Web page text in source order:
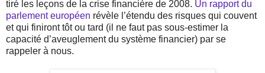
tiré les leçons de la crise financière de 2008. Un rapport du
parlement européen révèle l’étendu des risques qui couvent
et qui finiront tôt ou tard (il ne faut pas sous-estimer la
capacité d’aveuglement du système financier) par se
rappeler à nous.